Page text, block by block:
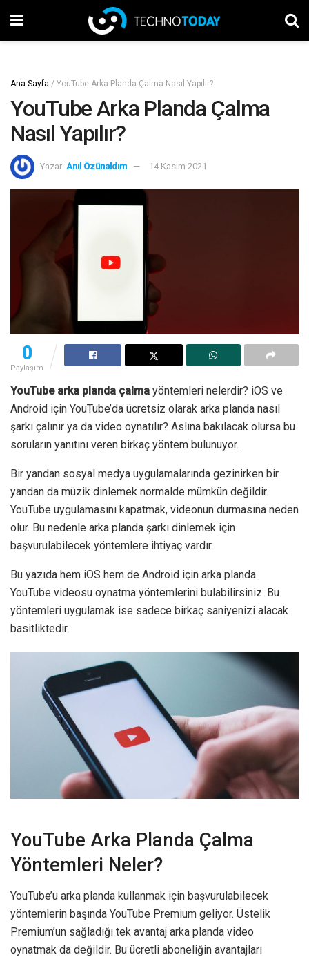
Ana Sayfa / YouTube Arka Planda Çalma Nasıl Yapılır?
YouTube Arka Planda Çalma
Nasıl Yapılır?
Yazar: Anıl Özünaldım 14 Kasım 2021
0
Paylaşım
YouTube arka planda çalma yöntemleri nelerdir? iOS ve
Android için YouTube’da ücretsiz olarak arka planda nasıl
şarkı çalınır ya da video oynatılır? Aslına bakılacak olursa bu
soruların yanıtını veren birkaç yöntem bulunuyor.
Bir yandan sosyal medya uygulamalarında gezinirken bir
yandan da müzik dinlemek normalde mümkün değildir.
YouTube uygulamasını kapatmak, videonun durmasına neden
olur. Bu nedenle arka planda şarkı dinlemek için
başvurulabilecek yöntemlere ihtiyaç vardır.
Bu yazıda hem iOS hem de Android için arka planda
YouTube videosu oynatma yöntemlerini bulabilirsiniz. Bu
yöntemleri uygulamak ise sadece birkaç saniyenizi alacak
basitliktedir.
YouTube Arka Planda Çalma
Yöntemleri Neler?
YouTube’u arka planda kullanmak için başvurulabilecek
yöntemlerin başında YouTube Premium geliyor. Üstelik
Premium’un sağladığı tek avantaj arka planda video
oynatmak da değildir. Bu ücretli aboneliğin avantajları